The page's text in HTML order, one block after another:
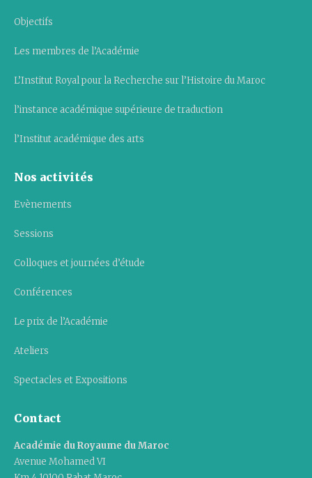
Objectifs
Les membres de l’Académie
L’Institut Royal pour la Recherche sur l’Histoire du Maroc
l’instance académique supérieure de traduction
l’Institut académique des arts
Nos activités
Evènements
Sessions
Colloques et journées d’étude
Conférences
Le prix de l’Académie
Ateliers
Spectacles et Expositions
Contact
Académie du Royaume du Maroc
Avenue Mohamed VI